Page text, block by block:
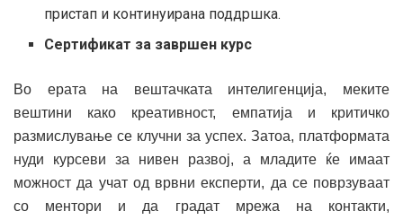
пристап и континуирана поддршка.
Сертификат за завршен курс
Во ерата на вештачката интелигенција, меките
вештини како креативност, емпатија и критичко
размислување се клучни за успех. Затоа, платформата
нуди курсеви за нивен развој, а младите ќе имаат
можност да учат од врвни експерти, да се поврзуваат
со ментори и да градат мрежа на контакти,